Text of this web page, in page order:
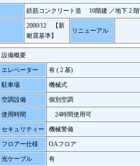
鉄筋コンクリート造 10階建 ／地下 2 階
2000/12 【新
耐震基準】
リニューアル
設備概要
エレベーター 有 ( 2 基)
駐車場 機械式
空調設備 個別空調
使用時間 24時間使用可
セキュリティー 機械警備
フロアー仕様 OAフロア
光ケーブル 有